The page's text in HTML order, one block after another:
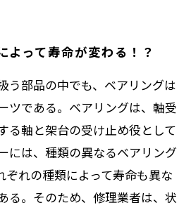
よって寿命が変わる！？
う部品の中でも、ベアリングは
ツである。ベアリングは、軸受
る軸と架台の受け止め役として
には、種類の異なるベアリング
ぞれの種類によって寿命も異な
る。そのため、修理業者は、状